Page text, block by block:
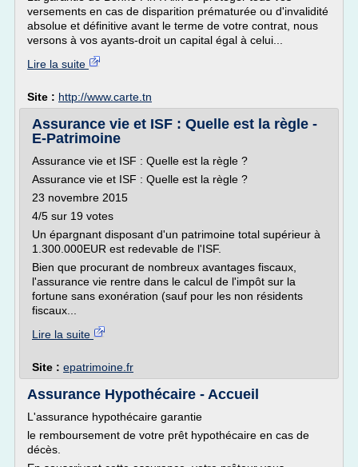
versements en cas de disparition prématurée ou d'invalidité
absolue et définitive avant le terme de votre contrat, nous
versons à vos ayants-droit un capital égal à celui...
Lire la suite
Site : http://www.carte.tn
Assurance vie et ISF : Quelle est la règle -
E-Patrimoine
Assurance vie et ISF : Quelle est la règle ?
Assurance vie et ISF : Quelle est la règle ?
23 novembre 2015
4/5 sur 19 votes
Un épargnant disposant d'un patrimoine total supérieur à
1.300.000EUR est redevable de l'ISF.
Bien que procurant de nombreux avantages fiscaux,
l'assurance vie rentre dans le calcul de l'impôt sur la
fortune sans exonération (sauf pour les non résidents
fiscaux...
Lire la suite
Site : epatrimoine.fr
Assurance Hypothécaire - Accueil
L'assurance hypothécaire garantie
le remboursement de votre prêt hypothécaire en cas de
décès.